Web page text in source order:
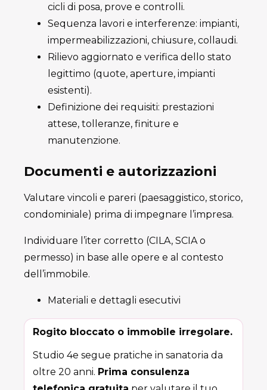
cicli di posa, prove e controlli.
Sequenza lavori e interferenze: impianti,
impermeabilizzazioni, chiusure, collaudi.
Rilievo aggiornato e verifica dello stato
legittimo (quote, aperture, impianti
esistenti).
Definizione dei requisiti: prestazioni
attese, tolleranze, finiture e
manutenzione.
Documenti e autorizzazioni
Valutare vincoli e pareri (paesaggistico, storico,
condominiale) prima di impegnare l’impresa.
Individuare l’iter corretto (CILA, SCIA o
permesso) in base alle opere e al contesto
dell’immobile.
Materiali e dettagli esecutivi
Rogito bloccato o immobile irregolare.
Studio 4e segue pratiche in sanatoria da
oltre 20 anni. Prima consulenza